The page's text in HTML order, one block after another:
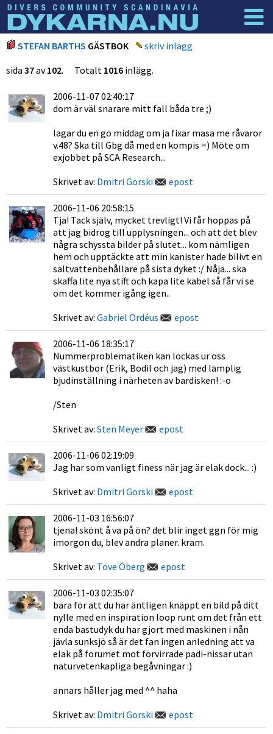
Dyknyheter
STEFAN BARTHS GÄSTBOK
skriv inlägg
sida 37av102. Totalt 1016 inlägg.
2006-11-07 02:40:17
dom är väl snarare mitt fall båda tre ;)
lagar du en go middag om ja fixar masa me råvaror
v.48? Ska till Gbg då med en kompis =) Möte om
exjobbet på SCA Research...
Skrivet av: Dmitri Gorski epost
2006-11-06 20:58:15
Tja! Tack själv, mycket trevligt! Vi får hoppas på
att jag bidrog till upplysningen... och att det blev
några schyssta bilder på slutet... kom nämligen
hem och upptäckte att min kanister hade bilivt en
saltvattenbehållare på sista dyket :/ Nåja... ska
skaffa lite nya stift och kapa lite kabel så får vi se
om det kommer igång igen..
Skrivet av: Gabriel Ordéus epost
2006-11-06 18:35:17
Nummerproblematiken kan lockas ur oss
västkustbor (Erik, Bodil och jag) med lämplig
bjudinställning i närheten av bardisken! :-o
/Sten
Skrivet av: Sten Meyer epost
2006-11-06 02:19:09
Jag har som vanligt finess när jag är elak dock... :)
Skrivet av: Dmitri Gorski epost
2006-11-03 16:56:07
tjena! skönt å va på ön? det blir inget ggn för mig
imorgon du, blev andra planer. kram.
Skrivet av: Tove Öberg epost
2006-11-03 02:35:07
bara för att du har äntligen knäppt en bild på ditt
nylle med en inspiration loop runt om det från ett
enda bastudyk du har gjort med maskinen i nån
jävla sunksjö så är det fan ingen anledning att va
elak på forumet mot förvirrade padi-nissar utan
naturvetenkapliga begåvningar :)
annars håller jag med ^^ haha
Skrivet av: Dmitri Gorski epost